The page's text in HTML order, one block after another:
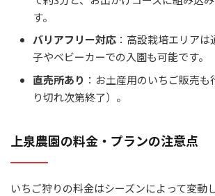
す。
バリアフリー対応 ：高設栽培エリア
子やベビーカーでの入園も可能です。
直売所あり ：お土産用のいちご販売
り切れ次第終了）。
上泉農園の料金・プランの注意点
いちご狩りの料金はシーズンによって変動